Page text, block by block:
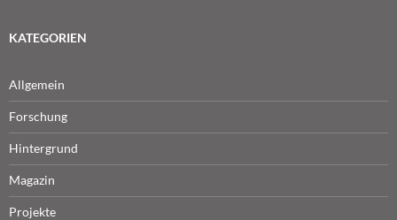
KATEGORIEN
Allgemein
Forschung
Hintergrund
Magazin
Projekte